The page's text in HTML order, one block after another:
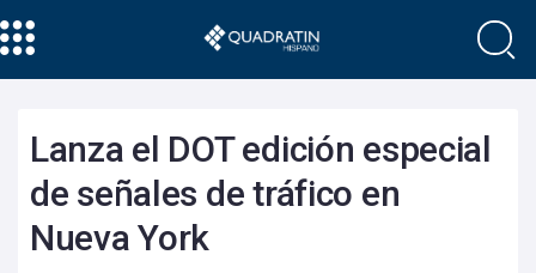
Lanza el DOT edición especial
de señales de tráfico en
Nueva York